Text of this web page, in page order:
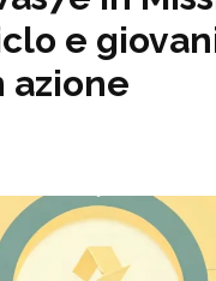
e
azione